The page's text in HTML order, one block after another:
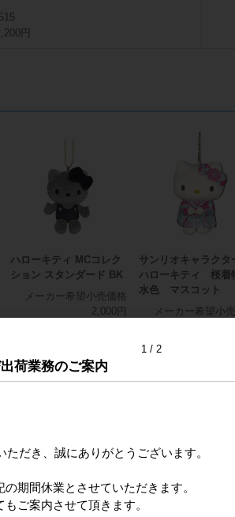
円
ハローキティ MCコレク
ション スタンダード BK
メーカー希望小売価格
2,000円
サンリオキャラクタ
ハローキティ 桜
水色 マスコット
メーカー希望小
1 2
荷業務のご案内
だき、誠にありがとうございます。
期間休業とさせていただきます。
ご案内させて頂きます。